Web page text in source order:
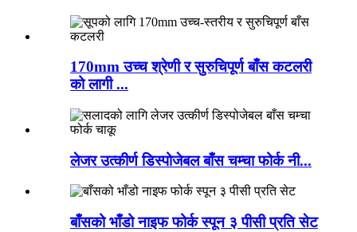
170mm उच्च श्रेणी र सुरुचिपूर्ण बाँस कटलरी
को लागी ...
लेजर उत्कीर्ण डिस्पोजेबल बाँस चम्चा फोर्क नी...
बाँसको भाँडो नाइफ फोर्क स्पून ३ पीसी प्रति सेट